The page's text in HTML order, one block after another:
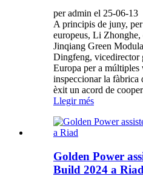
per admin el 25-06-13
A principis de juny,
europeus, Li Zhonghe,
Jinqiang Green
Dingfeng, vicedirector
Europa per a múltiples
inspeccionar la fàbrica
èxit un acord de
Llegir més
Golden Power
Build 2024 a Riad